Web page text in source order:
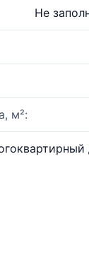
Не
м²: